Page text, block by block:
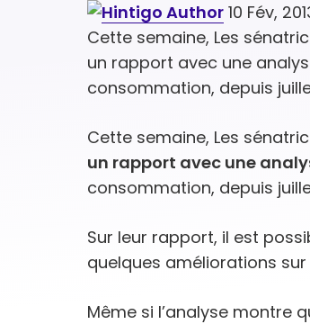
10 Fév,
Cette semaine, Les
un rapport avec une
consommation, depuis
Cette semaine, Les
un rapport avec une
consommation, depuis
Sur leur rapport, il est
quelques améliorations
Même si l’analyse montre